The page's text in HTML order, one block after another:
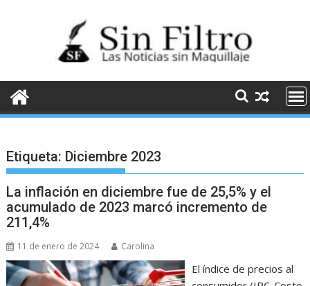
Etiqueta: Diciembre 2023
La inflación en diciembre fue de 25,5% y el
acumulado de 2023 marcó incremento de
211,4%
11 de enero de 2024 Carolina
El índice de precios al